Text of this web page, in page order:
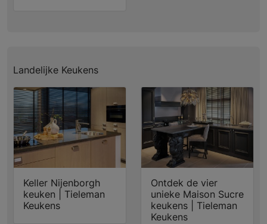
Landelijke Keukens
Keller Nijenborgh
keuken | Tieleman
Keukens
Ontdek de vier
unieke Maison Sucre
keukens | Tieleman
Keukens